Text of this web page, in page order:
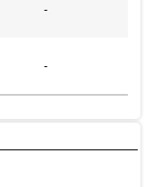
-
-